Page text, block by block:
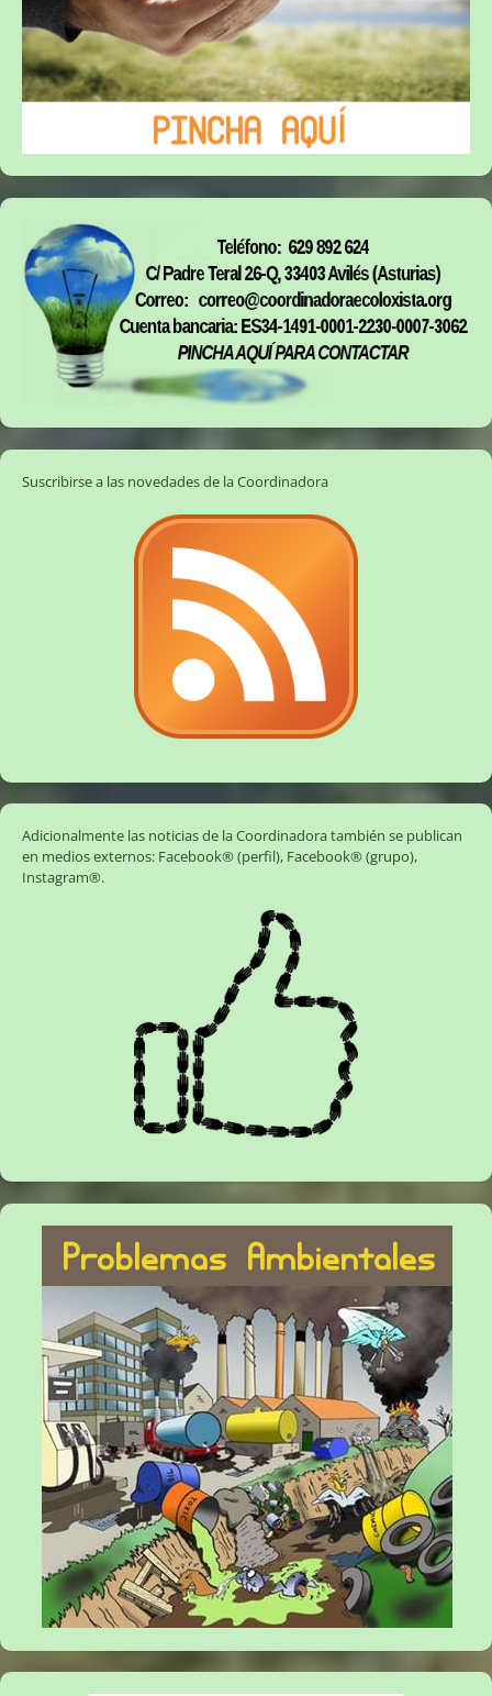
Suscribirse a las novedades de la Coordinadora
Adicionalmente las noticias de la Coordinadora también se publican
en medios externos: Facebook® (perfil), Facebook® (grupo),
Instagram®.